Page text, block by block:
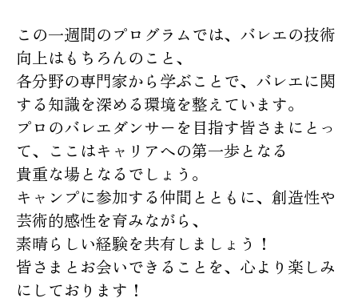
この一週間のプログラムでは、バレエの技術
向上はもちろんのこと、
各分野の専門家から学ぶことで、バレエに関
する知識を深める環境を整えています。
プロのバレエダンサーを目指す皆さまにとっ
て、ここはキャリアへの第一歩となる
貴重な場となるでしょう。
キャンプに参加する仲間とともに、創造性や
芸術的感性を育みながら、
素晴らしい経験を共有しましょう！
皆さまとお会いできることを、心より楽しみ
にしております！